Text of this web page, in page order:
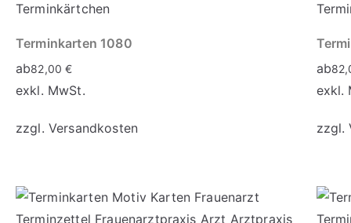
Terminkarten 1080
ab82,00€
exkl. MwSt.
zzgl. Versandkosten
ab
exkl.
zzgl.